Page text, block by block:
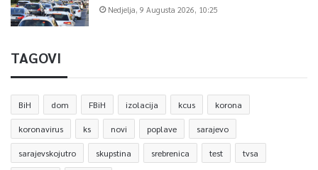
Nedjelja, 9 Augusta 2026, 10:25
TAGOVI
BiH dom FBiH izolacija kcus korona
koronavirus ks novi poplave sarajevo
sarajevskojutro skupstina srebrenica test tvsa